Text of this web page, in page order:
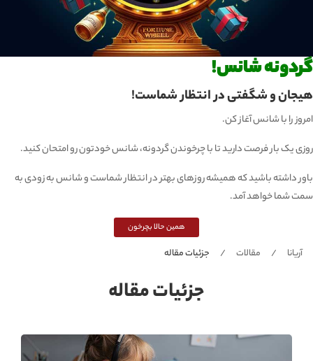
گردونه شانس!
هیجان و شگفتی در انتظار شماست!
امروز را با شانس آغاز کن.
روزی یک بار فرصت دارید تا با چرخوندن گردونه، شانس خودتون رو امتحان کنید.
باور داشته باشید که همیشه روزهای بهتر در انتظار شماست و شانس به زودی به
سمت شما خواهد آمد.
همین حالا بچرخون
جزئیات مقاله
آریانا مقالات جزئیات مقاله